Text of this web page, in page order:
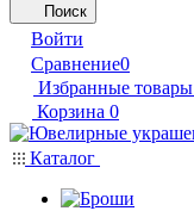
Поиск
Войти
Сравнение0
Избранные товары
Корзина 0
Каталог